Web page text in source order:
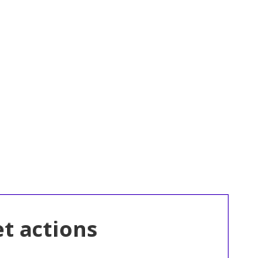
actions